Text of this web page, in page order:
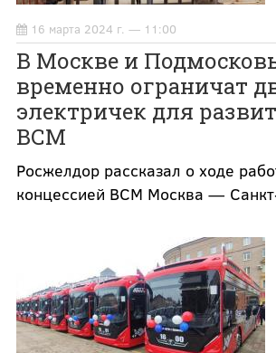
16 марта 2024 г. — 11:00
В Москве и
временно ограничат
электричек для
ВСМ
Росжелдор рассказал о ходе
концессией ВСМ Москва —